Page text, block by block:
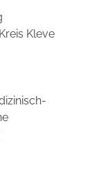
Kleve